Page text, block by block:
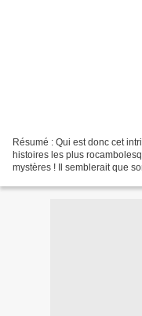
Résumé : Qui est donc cet
histoires les plus
mystères ! Il semblerait que